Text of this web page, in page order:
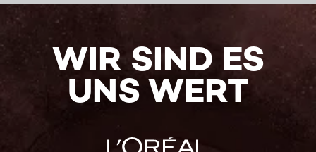
WIR SIND ES
UNS WERT